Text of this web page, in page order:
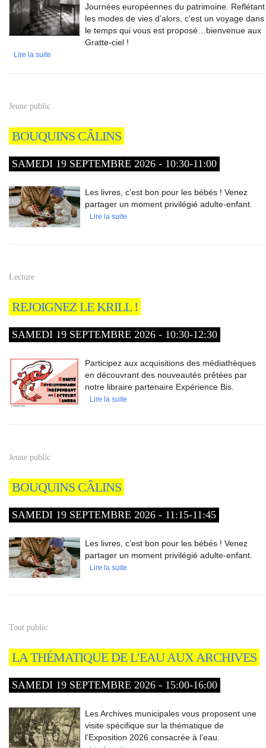
Journées européennes du patrimoine. Reflétant
les modes de vies d’alors, c’est un voyage dans
le temps qui vous est proposé…bienvenue aux
Gratte-ciel !
Lire la suite
Jeune public
BOUQUINS CÂLINS
SAMEDI 19 SEPTEMBRE 2026 - 10:30-11:00
Les livres, c’est bon pour les bébés ! Venez
partager un moment privilégié adulte-enfant.
Lire la suite
Lecture
REJOIGNEZ LE KRILL !
SAMEDI 19 SEPTEMBRE 2026 - 10:30-12:30
Participez aux acquisitions des médiathèques
en découvrant des nouveautés prêtées par
notre libraire partenaire Expérience Bis.
Lire la suite
Jeune public
BOUQUINS CÂLINS
SAMEDI 19 SEPTEMBRE 2026 - 11:15-11:45
Les livres, c’est bon pour les bébés ! Venez
partager un moment privilégié adulte-enfant.
Lire la suite
Tout public
LA THÉMATIQUE DE L’EAU AUX ARCHIVES
SAMEDI 19 SEPTEMBRE 2026 - 15:00-16:00
Les Archives municipales vous proposent une
visite spécifique sur la thématique de
l’Exposition 2026 consacrée à l’eau.